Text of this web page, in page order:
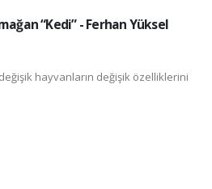
“Kedi” - Ferhan Yüksel
hayvanların değişik özelliklerini